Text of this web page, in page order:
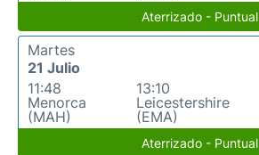
Aterrizado - Puntual
Martes
21 Julio
11:48
Menorca
(MAH)
13:10
Leicestershire
(EMA)
Aterrizado - Puntual